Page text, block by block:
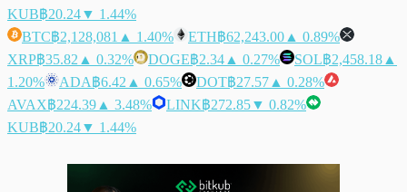
KUB฿20.24▼ 1.44%
BTC฿2,128,081 ▲ 1.40% ETH฿62,243.00 ▲ 0.89%
XRP฿35.82 ▲ 0.32% DOGE฿2.34 ▲ 0.27% SOL฿2,458.18 ▲
1.20%
ADA฿6.42 ▲ 0.65% DOT฿27.57 ▲ 0.28%
AVAX฿224.39 ▲ 3.48% LINK฿272.85▼ 0.82%
KUB฿20.24▼ 1.44%